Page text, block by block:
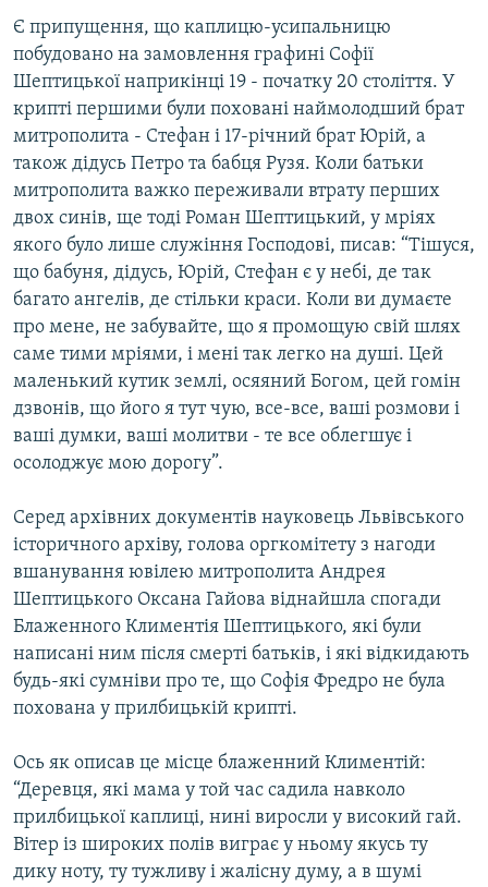
Є припущення, що каплицю-усипальницю
побудовано на замовлення графині Софії
Шептицької наприкінці 19 - початку 20 століття. У
крипті першими були поховані наймолодший брат
митрополита - Стефан і 17-річний брат Юрій, а
також дідусь Петро та бабця Рузя. Коли батьки
митрополита важко переживали втрату перших
двох синів, ще тоді Роман Шептицький, у мріях
якого було лише служіння Господові, писав: “Тішуся,
що бабуня, дідусь, Юрій, Стефан є у небі, де так
багато ангелів, де стільки краси. Коли ви думаєте
про мене, не забувайте, що я промощую свій шлях
саме тими мріями, і мені так легко на душі. Цей
маленький кутик землі, осяяний Богом, цей гомін
дзвонів, що його я тут чую, все-все, ваші розмови і
ваші думки, ваші молитви - те все облегшує і
осолоджує мою дорогу”.
Серед архівних документів науковець Львівського
історичного архіву, голова оргкомітету з нагоди
вшанування ювілею митрополита Андрея
Шептицького Оксана Гайова віднайшла спогади
Блаженного Климентія Шептицького, які були
написані ним після смерті батьків, і які відкидають
будь-які сумніви про те, що Софія Фредро не була
похована у прилбицькій крипті.
Ось як описав це місце блаженний Климентій:
“Деревця, які мама у той час садила навколо
прилбицької каплиці, нині виросли у високий гай.
Вітер із широких полів виграє у ньому якусь ту
дику ноту, ту тужливу і жалісну думу, а в шумі